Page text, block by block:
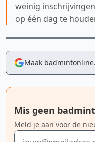
weinig
op één dag te
Maak
Mis geen
Meld je aan voor de
E-mailadres